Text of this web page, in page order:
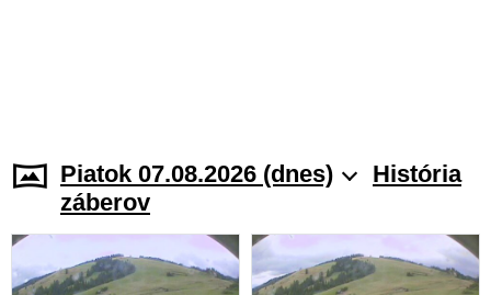
Piatok 07.08.2026 (dnes)
História
záberov